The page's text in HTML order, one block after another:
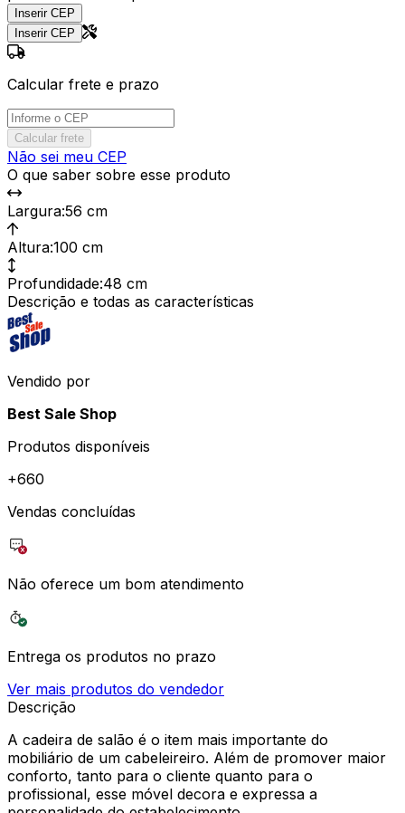
Inserir CEP
Inserir CEP
Calcular frete e prazo
Calcular frete
Não sei meu CEP
O que saber sobre esse produto
Largura:56 cm
Altura:100 cm
Profundidade:48 cm
Descrição e todas as características
Vendido por
Best Sale Shop
Produtos disponíveis
+660
Vendas concluídas
Não oferece um bom atendimento
Entrega os produtos no prazo
Ver mais produtos do vendedor
Descrição
A cadeira de salão é o item mais importante do
mobiliário de um cabeleireiro. Além de promover maior
conforto, tanto para o cliente quanto para o
profissional, esse móvel decora e expressa a